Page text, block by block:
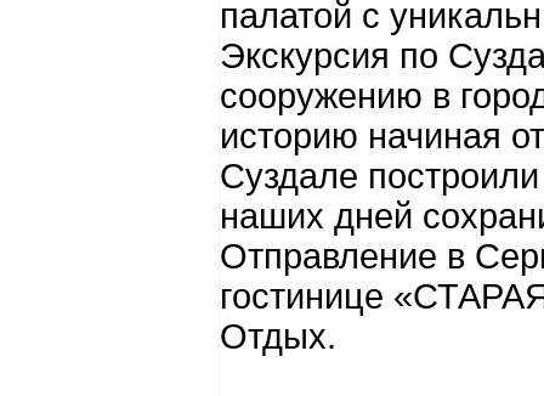
палатой с
Экскурсия по
сооружению в
историю начиная
Суздале
наших дней
Отправление в
гостинице
Отдых.